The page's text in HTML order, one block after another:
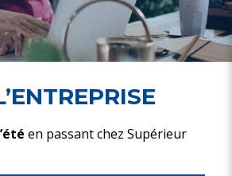
en passant chez Supérieur